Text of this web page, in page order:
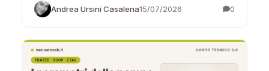
Andrea Ursini Casalena15/07/2026 0